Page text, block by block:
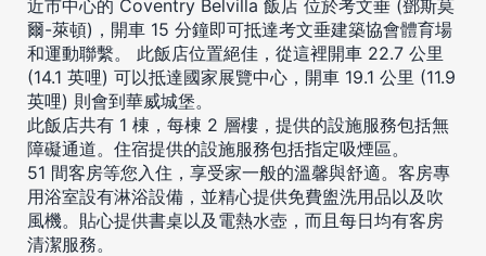
近市中心的 Coventry Belvilla 飯店 位於考文垂 (鄧斯莫
爾-萊頓)，開車 15 分鐘即可抵達考文垂建築協會體育場
和運動聯繫。 此飯店位置絕佳，從這裡開車 22.7 公里
(14.1 英哩) 可以抵達國家展覽中心，開車 19.1 公里 (11.9
英哩) 則會到華威城堡。
此飯店共有 1 棟，每棟 2 層樓，提供的設施服務包括無
障礙通道。住宿提供的設施服務包括指定吸煙區。
51 間客房等您入住，享受家一般的溫馨與舒適。客房專
用浴室設有淋浴設備，並精心提供免費盥洗用品以及吹
風機。貼心提供書桌以及電熱水壺，而且每日均有客房
清潔服務。